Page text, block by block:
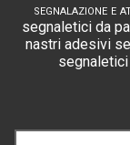
segnalazione e
segnaletici da
nastri adesivi